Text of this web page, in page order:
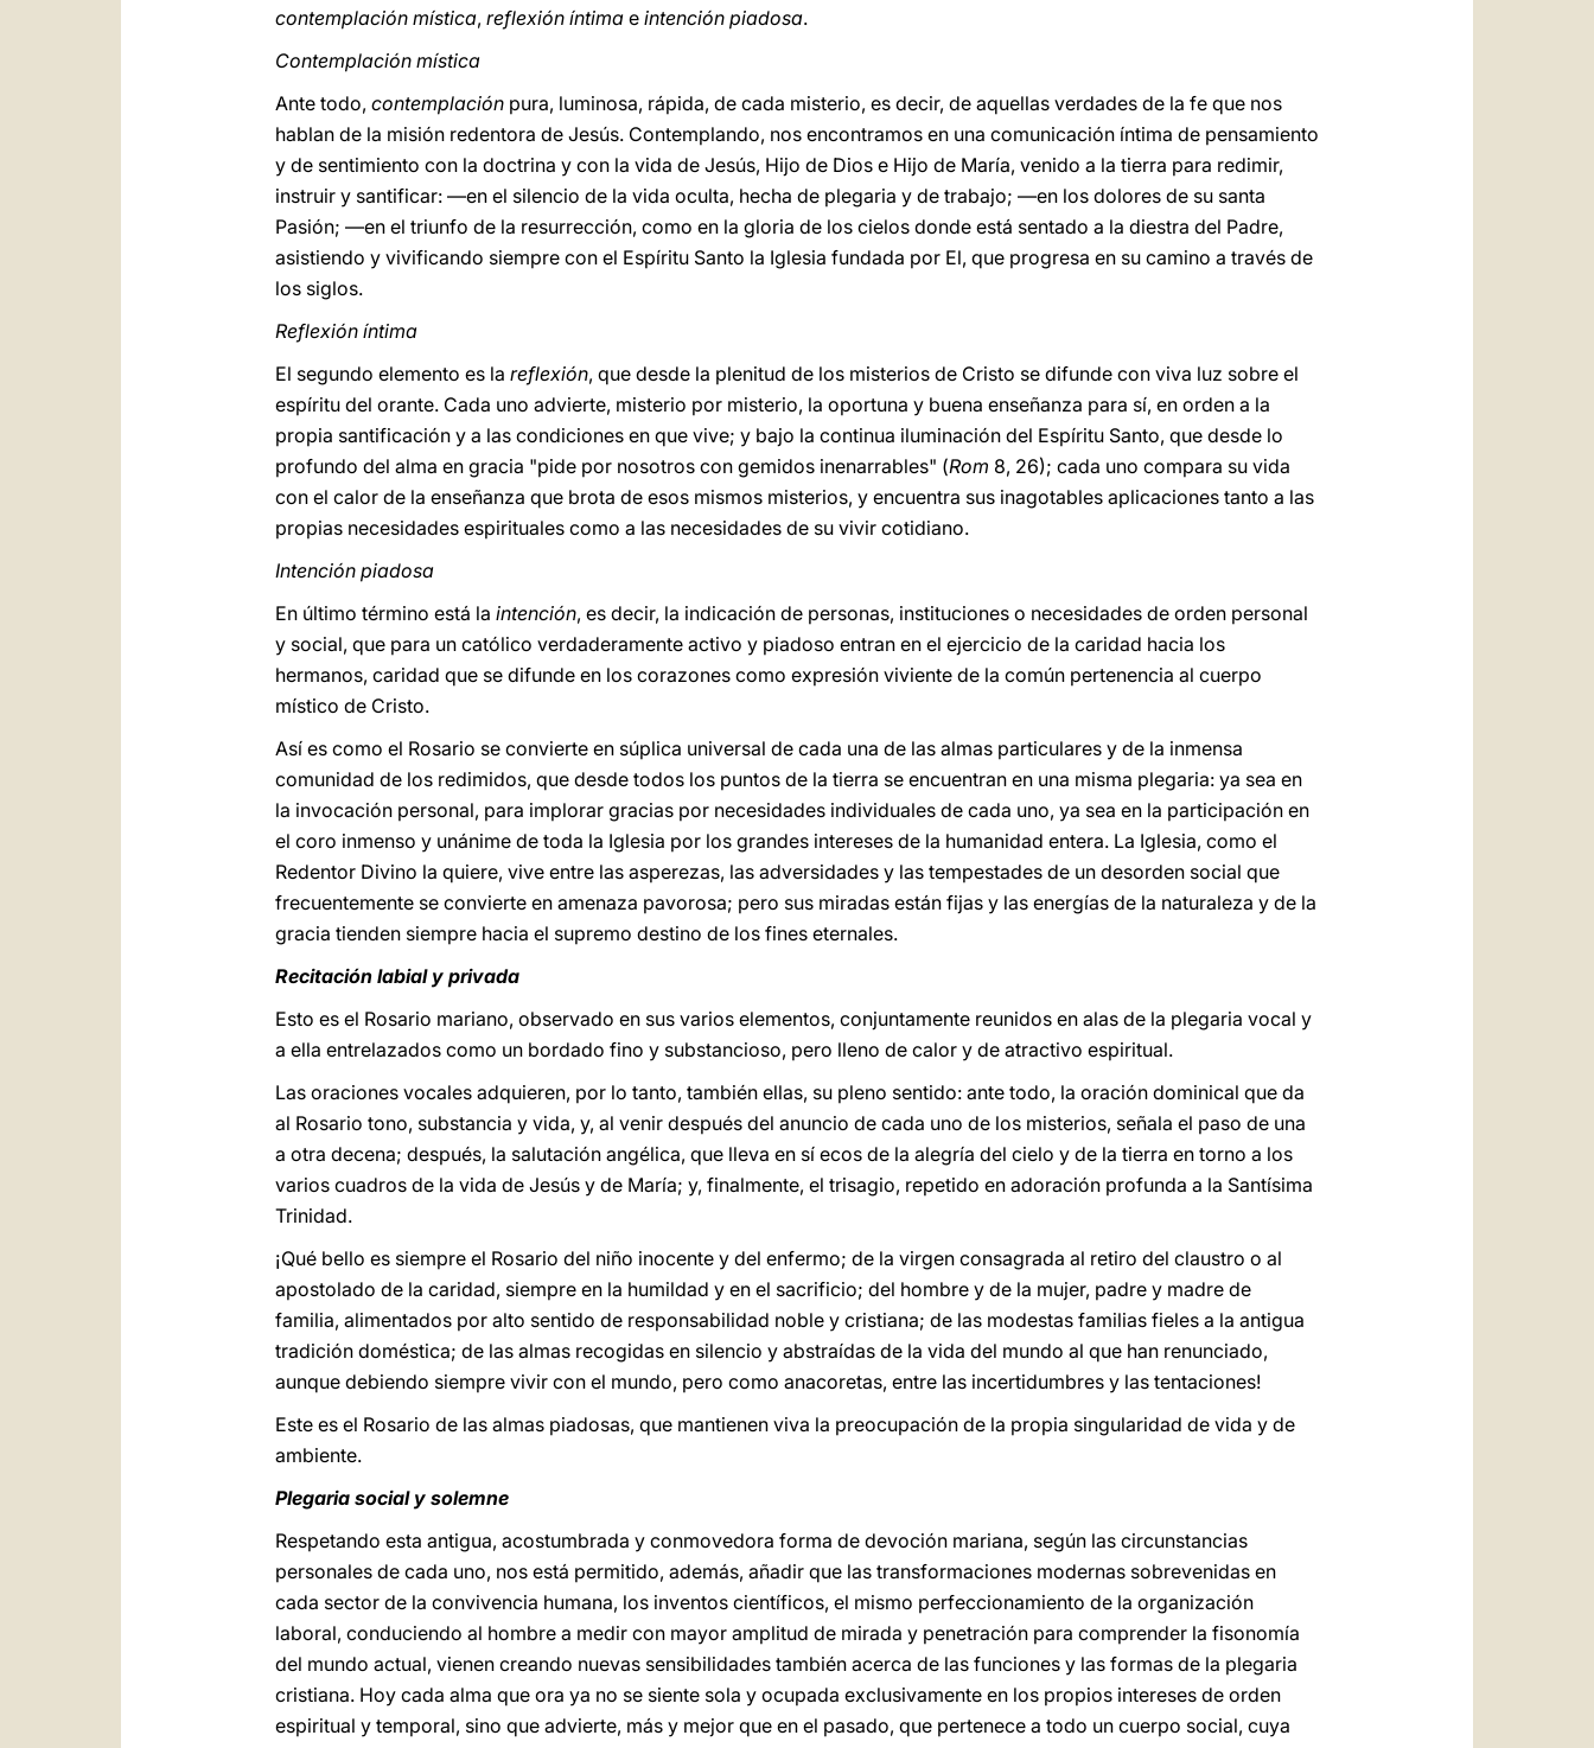
contemplación mística, reflexión íntima e intención piadosa.
Contemplación mística
Ante todo, contemplación pura, luminosa, rápida, de cada misterio, es decir, de aquellas verdades de la fe que nos
hablan de la misión redentora de Jesús. Contemplando, nos encontramos en una comunicación íntima de pensamiento
y de sentimiento con la doctrina y con la vida de Jesús, Hijo de Dios e Hijo de María, venido a la tierra para redimir,
instruir y santificar: —en el silencio de la vida oculta, hecha de plegaria y de trabajo; —en los dolores de su santa
Pasión; —en el triunfo de la resurrección, como en la gloria de los cielos donde está sentado a la diestra del Padre,
asistiendo y vivificando siempre con el Espíritu Santo la Iglesia fundada por El, que progresa en su camino a través de
los siglos.
Reflexión íntima
El segundo elemento es la reflexión, que desde la plenitud de los misterios de Cristo se difunde con viva luz sobre el
espíritu del orante. Cada uno advierte, misterio por misterio, la oportuna y buena enseñanza para sí, en orden a la
propia santificación y a las condiciones en que vive; y bajo la continua iluminación del Espíritu Santo, que desde lo
profundo del alma en gracia "pide por nosotros con gemidos inenarrables" (Rom 8, 26); cada uno compara su vida
con el calor de la enseñanza que brota de esos mismos misterios, y encuentra sus inagotables aplicaciones tanto a las
propias necesidades espirituales como a las necesidades de su vivir cotidiano.
Intención piadosa
En último término está la intención, es decir, la indicación de personas, instituciones o necesidades de orden personal
y social, que para un católico verdaderamente activo y piadoso entran en el ejercicio de la caridad hacia los
hermanos, caridad que se difunde en los corazones como expresión viviente de la común pertenencia al cuerpo
místico de Cristo.
Así es como el Rosario se convierte en súplica universal de cada una de las almas particulares y de la inmensa
comunidad de los redimidos, que desde todos los puntos de la tierra se encuentran en una misma plegaria: ya sea en
la invocación personal, para implorar gracias por necesidades individuales de cada uno, ya sea en la participación en
el coro inmenso y unánime de toda la Iglesia por los grandes intereses de la humanidad entera. La Iglesia, como el
Redentor Divino la quiere, vive entre las asperezas, las adversidades y las tempestades de un desorden social que
frecuentemente se convierte en amenaza pavorosa; pero sus miradas están fijas y las energías de la naturaleza y de la
gracia tienden siempre hacia el supremo destino de los fines eternales.
Recitación labial y privada
Esto es el Rosario mariano, observado en sus varios elementos, conjuntamente reunidos en alas de la plegaria vocal y
a ella entrelazados como un bordado fino y substancioso, pero lleno de calor y de atractivo espiritual.
Las oraciones vocales adquieren, por lo tanto, también ellas, su pleno sentido: ante todo, la oración dominical que da
al Rosario tono, substancia y vida, y, al venir después del anuncio de cada uno de los misterios, señala el paso de una
a otra decena; después, la salutación angélica, que lleva en sí ecos de la alegría del cielo y de la tierra en torno a los
varios cuadros de la vida de Jesús y de María; y, finalmente, el trisagio, repetido en adoración profunda a la Santísima
Trinidad.
¡Qué bello es siempre el Rosario del niño inocente y del enfermo; de la virgen consagrada al retiro del claustro o al
apostolado de la caridad, siempre en la humildad y en el sacrificio; del hombre y de la mujer, padre y madre de
familia, alimentados por alto sentido de responsabilidad noble y cristiana; de las modestas familias fieles a la antigua
tradición doméstica; de las almas recogidas en silencio y abstraídas de la vida del mundo al que han renunciado,
aunque debiendo siempre vivir con el mundo, pero como anacoretas, entre las incertidumbres y las tentaciones!
Este es el Rosario de las almas piadosas, que mantienen viva la preocupación de la propia singularidad de vida y de
ambiente.
Plegaria social y solemne
Respetando esta antigua, acostumbrada y conmovedora forma de devoción mariana, según las circunstancias
personales de cada uno, nos está permitido, además, añadir que las transformaciones modernas sobrevenidas en
cada sector de la convivencia humana, los inventos científicos, el mismo perfeccionamiento de la organización
laboral, conduciendo al hombre a medir con mayor amplitud de mirada y penetración para comprender la fisonomía
del mundo actual, vienen creando nuevas sensibilidades también acerca de las funciones y las formas de la plegaria
cristiana. Hoy cada alma que ora ya no se siente sola y ocupada exclusivamente en los propios intereses de orden
espiritual y temporal, sino que advierte, más y mejor que en el pasado, que pertenece a todo un cuerpo social, cuya